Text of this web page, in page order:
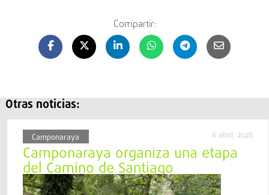
Compartir:
Otras noticias:
Camponaraya 6 abril, 2026
Camponaraya organiza una etapa
del Camino de Santiago